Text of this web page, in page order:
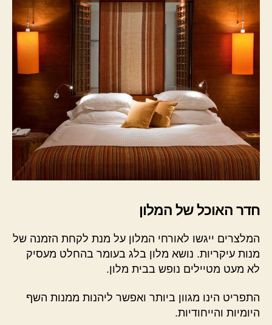
חדר האוכל של המלון
המלצרים ייגשו לאורחי המלון על מנת לקחת הזמנה של
מנות עיקריות. נושא מלון בלג בעומר בהחלט מעסיק
לא מעט מטיילים נופש בבית מלון.
התפריט הינו מגוון ביותר ואפשר ליהנות ממנות השף
היומיות והייחודיות.